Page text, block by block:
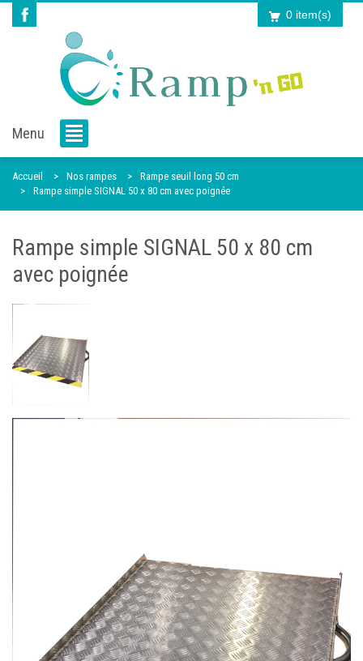
0 item(s)
Menu
Accueil Nos rampes
Rampe seuil long 50 cm
Rampe simple SIGNAL 50 x 80 cm avec poignée
Rampe simple SIGNAL 50 x 80 cm
avec poignée